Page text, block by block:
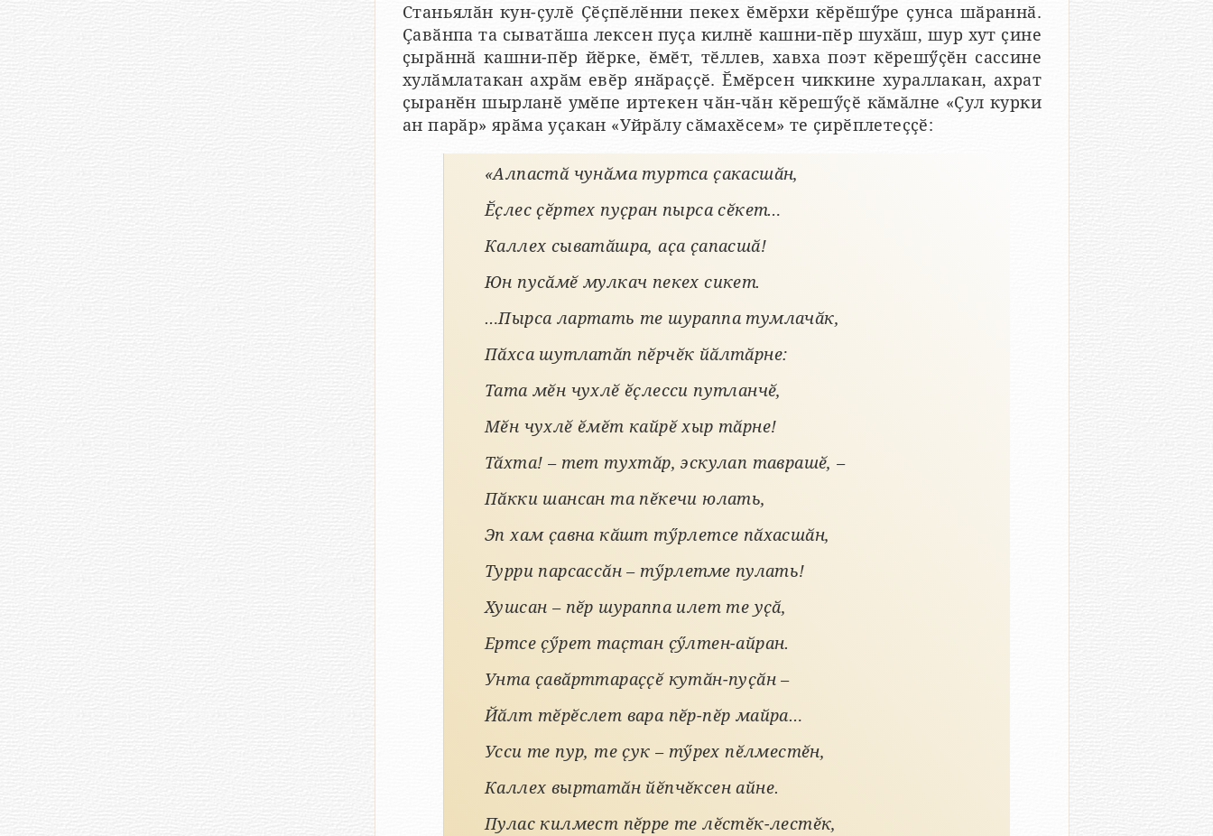
Станьялӑн кун-ҫулӗ Ҫӗҫпӗлӗнни пекех ӗмӗрхи кӗрӗшӳре ҫунса шӑраннӑ.
Ҫавӑнпа та сыватӑша лексен пуҫа килнӗ кашни-пӗр шухӑш, шур хут ҫине
ҫырӑннӑ кашни-пӗр йӗрке, ӗмӗт, тӗллев, хавха поэт кӗрешӳҫӗн сассине
хулӑмлатакан ахрӑм евӗр янӑраҫҫӗ. Ӗмӗрсен чиккине хураллакан, ахрат
ҫыранӗн шырланӗ умӗпе иртекен чӑн-чӑн кӗрешӳҫӗ кӑмӑлне «Ҫул курки
ан парӑр» ярӑма уҫакан «Уйрӑлу сӑмахӗсем» те ҫирӗплетеҫҫӗ:
«Алпастӑ чунӑма туртса ҫакасшӑн,
Ӗҫлес ҫӗртех пуҫран пырса сӗкет…
Каллех сыватӑшра, аҫа ҫапасшӑ!
Юн пусӑмӗ мулкач пекех сикет.
…Пырса лартать те шураппа тумлачӑк,
Пӑхса шутлатӑп пӗрчӗк йӑлтӑрне:
Тата мӗн чухлӗ ӗҫлесси путланчӗ,
Мӗн чухлӗ ӗмӗт кайрӗ хыр тӑрне!
Тӑхта! – тет тухтӑр, эскулап таврашӗ, –
Пӑкки шансан та пӗкечи юлать,
Эп хам ҫавна кӑшт тӳрлетсе пӑхасшӑн,
Турри парсассӑн – тӳрлетме пулать!
Хушсан – пӗр шураппа илет те уҫӑ,
Ертсе ҫӳрет таҫтан ҫӳлтен-айран.
Унта ҫавӑрттараҫҫӗ кутӑн-пуҫӑн –
Йӑлт тӗрӗслет вара пӗр-пӗр майра…
Усси те пур, те ҫук – тӳрех пӗлместӗн,
Каллех выртатӑн йӗпчӗксен айне.
Пулас килмест пӗрре те лӗстӗк-лестӗк,